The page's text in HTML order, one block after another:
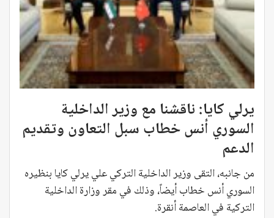
يرلي كايا: ناقشنا مع وزير الداخلية
السوري أنس خطاب سبل التعاون وتقديم
الدعم
من جانبه، التقى وزير الداخلية التركي علي يرلي كايا بنظيره
السوري أنس خطاب أيضاً، وذلك في مقر وزارة الداخلية
التركية في العاصمة أنقرة.